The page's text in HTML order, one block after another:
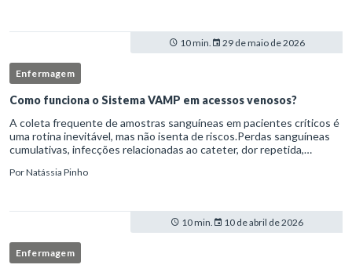
10 min. 29 de maio de 2026
Enfermagem
Como funciona o Sistema VAMP em acessos venosos?
A coleta frequente de amostras sanguíneas em pacientes críticos é
uma rotina inevitável, mas não isenta de riscos.Perdas sanguíneas
cumulativas, infecções relacionadas ao cateter, dor repetida,
PorNatássia Pinho
10 min. 10 de abril de 2026
Enfermagem